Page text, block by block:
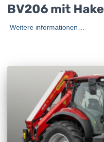
BV206 mit
Weitere informationen…